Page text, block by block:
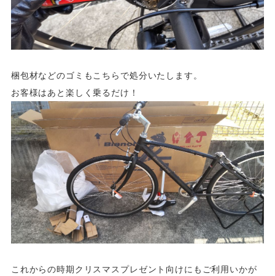
梱包材などのゴミもこちらで処分いたします。
お客様はあと楽しく乗るだけ！
これからの時期クリスマスプレゼント向けにもご利用いかが